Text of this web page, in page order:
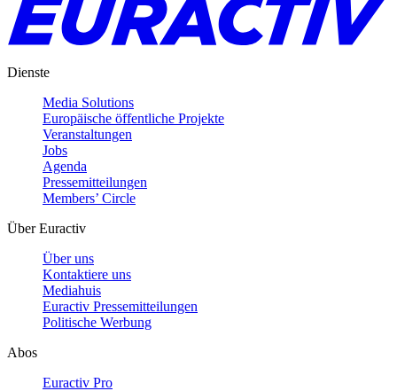
Dienste
Media Solutions
Europäische öffentliche Projekte
Veranstaltungen
Jobs
Agenda
Pressemitteilungen
Members’ Circle
Über Euractiv
Über uns
Kontaktiere uns
Mediahuis
Euractiv Pressemitteilungen
Politische Werbung
Abos
Euractiv Pro